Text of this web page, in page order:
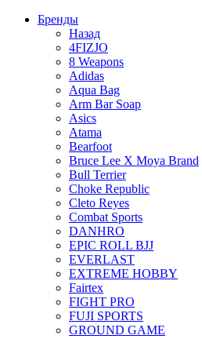
Бренды
Назад
4FIZJO
8 Weapons
Adidas
Aqua Bag
Arm Bar Soap
Asics
Atama
Bearfoot
Bruce Lee X Moya Brand
Bull Terrier
Choke Republic
Cleto Reyes
Combat Sports
DANHRO
EPIC ROLL BJJ
EVERLAST
EXTREME HOBBY
Fairtex
FIGHT PRO
FUJI SPORTS
GROUND GAME